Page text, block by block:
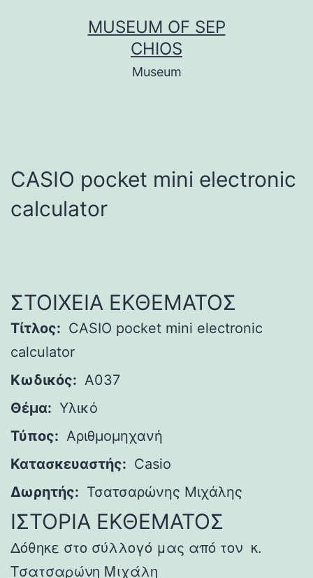
MUSEUM OF SEP
CHIOS
Museum
CASIO pocket mini electronic
calculator
ΣΤΟΙΧΕΙΑ ΕΚΘΕΜΑΤΟΣ
Τίτλος: CASIO pocket mini electronic
calculator
Κωδικός: A037
Θέμα: Υλικό
Τύπος: Αριθμομηχανή
Κατασκευαστής: Casio
Δωρητής: Τσατσαρώνης Μιχάλης
ΙΣΤΟΡΙΑ ΕΚΘΕΜΑΤΟΣ
Δόθηκε στο σύλλογό μας από τον κ.
Τσατσαρώνη Μιχάλη